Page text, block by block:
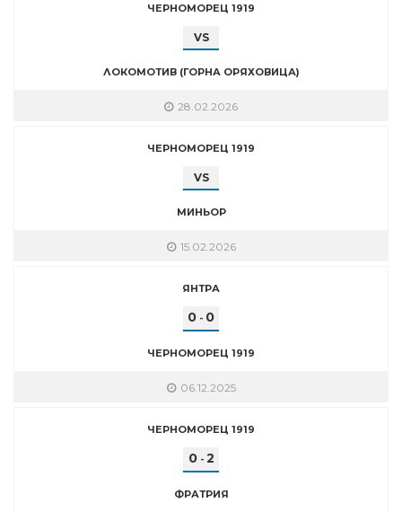
ЧЕРНОМОРЕЦ 1919
VS
ЛОКОМОТИВ (ГОРНА ОРЯХОВИЦА)
28.02.2026
ЧЕРНОМОРЕЦ 1919
VS
МИНЬОР
15.02.2026
ЯНТРА
0 - 0
ЧЕРНОМОРЕЦ 1919
06.12.2025
ЧЕРНОМОРЕЦ 1919
0- 2
ФРАТРИЯ